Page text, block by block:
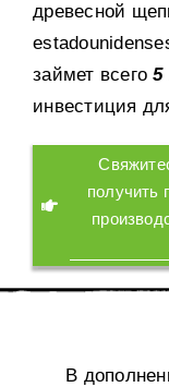
древесной
займет всего 5
инвестиция
получить
В